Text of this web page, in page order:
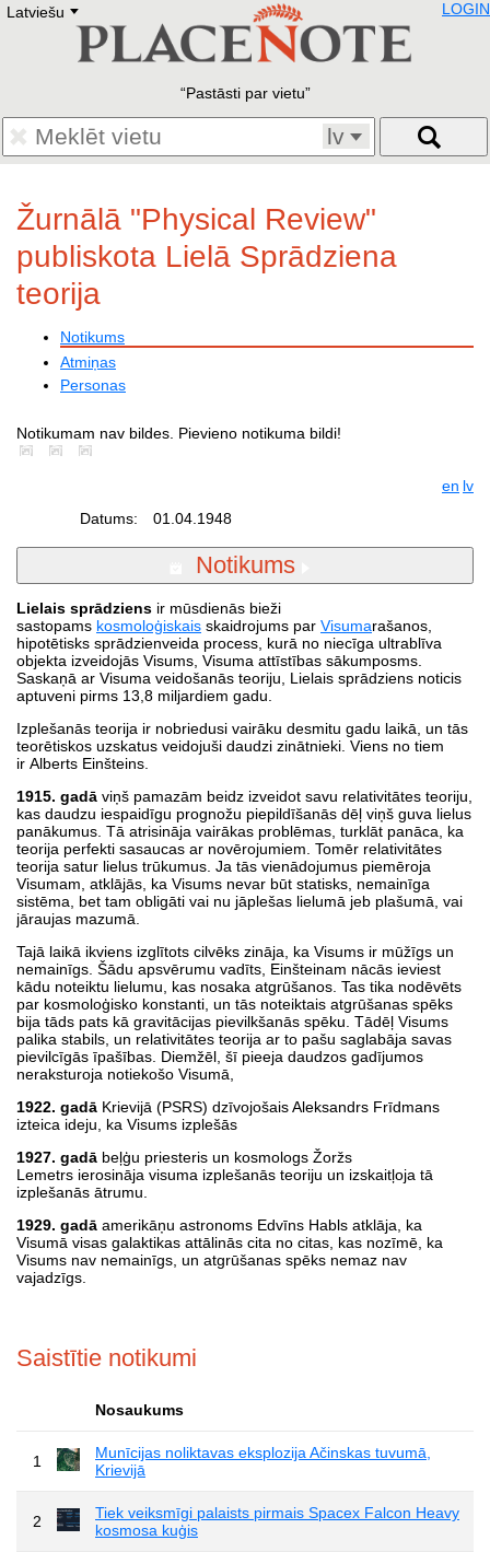
Latviešu E
Deutsch
Francais
Polski
Eestikeelne
LOGIN
Pastāsti par vietu
lv
Žurnālā "Physical Review"
publiskota Lielā Sprādziena
teorija
Notikums
Atmiņas
Personas
Notikumam nav bildes. Pievieno notikuma bildi!
en lv
Datums:
01.04.1948
Notikums
Lielais sprādziens ir mūsdienās bieži
sastopams kosmoloģiskais skaidrojums par Visumarašanos,
hipotētisks sprādzienveida process, kurā no niecīga ultrablīva
objekta izveidojās Visums, Visuma attīstības sākumposms.
Saskaņā ar Visuma veidošanās teoriju, Lielais sprādziens noticis
aptuveni pirms 13,8 miljardiem gadu.
Izplešanās teorija ir nobriedusi vairāku desmitu gadu laikā, un tās
teorētiskos uzskatus veidojuši daudzi zinātnieki. Viens no tiem
ir Alberts Einšteins.
1915. gadā viņš pamazām beidz izveidot savu relativitātes teoriju,
kas daudzu iespaidīgu prognožu piepildīšanās dēļ viņš guva lielus
panākumus. Tā atrisināja vairākas problēmas, turklāt panāca, ka
teorija perfekti sasaucas ar novērojumiem. Tomēr relativitātes
teorija satur lielus trūkumus. Ja tās vienādojumus piemēroja
Visumam, atklājās, ka Visums nevar būt statisks, nemainīga
sistēma, bet tam obligāti vai nu jāplešas lielumā jeb plašumā, vai
jāraujas mazumā.
Tajā laikā ikviens izglītots cilvēks zināja, ka Visums ir mūžīgs un
nemainīgs. Šādu apsvērumu vadīts, Einšteinam nācās ieviest
kādu noteiktu lielumu, kas nosaka atgrūšanos. Tas tika nodēvēts
par kosmoloģisko konstanti, un tās noteiktais atgrūšanas spēks
bija tāds pats kā gravitācijas pievilkšanās spēku. Tādēļ Visums
palika stabils, un relativitātes teorija ar to pašu saglabāja savas
pievilcīgās īpašības. Diemžēl, šī pieeja daudzos gadījumos
neraksturoja notiekošo Visumā,
1922. gadā Krievijā (PSRS) dzīvojošais Aleksandrs Frīdmans
izteica ideju, ka Visums izplešās
1927. gadā beļģu priesteris un kosmologs Žoržs
Lemetrs ierosināja visuma izplešanās teoriju un izskaitļoja tā
izplešanās ātrumu.
1929. gadā amerikāņu astronoms Edvīns Habls atklāja, ka
Visumā visas galaktikas attālinās cita no citas, kas nozīmē, ka
Visums nav nemainīgs, un atgrūšanas spēks nemaz nav
vajadzīgs.
Saistītie notikumi
Nosaukums
1
Munīcijas noliktavas eksplozija Ačinskas tuvumā,
Krievijā
2
Tiek veiksmīgi palaists pirmais Spacex Falcon Heavy
kosmosa kuģis